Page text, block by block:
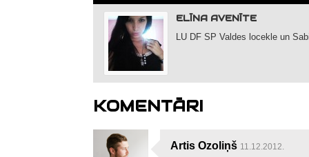
ELĪNA AVENĪTE
LU DF SP Valdes locekle un
KOMENTĀRI
Artis Ozoliņš 11.12.2012.